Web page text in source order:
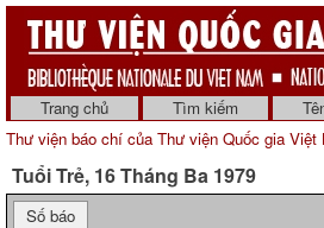
Trang chủ Tìm kiếm
Thư viện báo chí của Thư viện Quốc gia Việt
Tuổi Trẻ, 16 Tháng Ba 1979
Số báo